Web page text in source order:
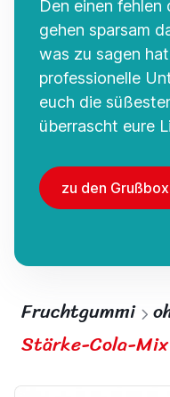
Den einen fehlen
gehen sparsam
was zu sagen
professionelle
euch die
überrascht eure
zu den
Fruchtgummi
Stärke-Cola-Mix